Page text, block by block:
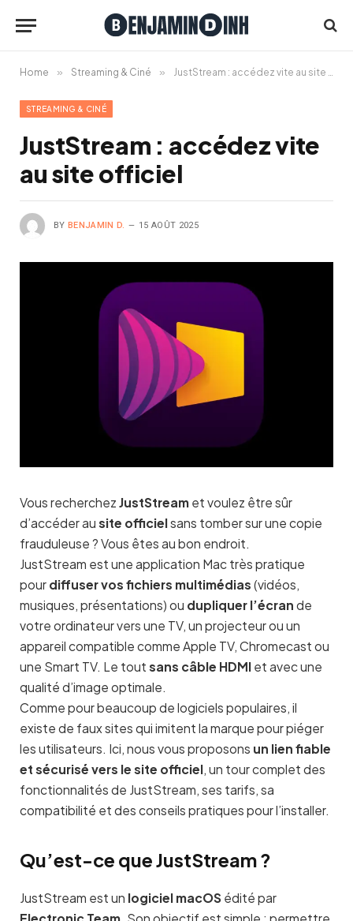
Home » Streaming & Ciné » JustStream : accédez vite au site officiel
STREAMING & CINÉ
JustStream : accédez vite
au site officiel
BY BENJAMIN D. 15 AOÛT 2025
Vous recherchez JustStream et voulez être sûr
d’accéder au site officielsans tomber sur une copie
frauduleuse ? Vous êtes au bon endroit.
JustStream est une application Mac très pratique
pour diffuser vos fichiers multimédias (vidéos,
musiques, présentations) ou dupliquer l’écran de
votre ordinateur vers une TV, un projecteur ou un
appareil compatible comme Apple TV, Chromecast ou
une Smart TV. Le tout sans câble HDMI et avec une
qualité d’image optimale.
Comme pour beaucoup de logiciels populaires, il
existe de faux sites qui imitent la marque pour piéger
les utilisateurs. Ici, nous vous proposons un lien fiable
et sécurisé vers le site officiel, un tour complet des
fonctionnalités de JustStream, ses tarifs, sa
compatibilité et des conseils pratiques pour l’installer.
Qu’est-ce que JustStream ?
JustStream est un logiciel macOS édité par
Electronic Team . Son objectif est simple : permettre